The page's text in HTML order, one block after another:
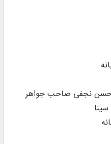
حسن نجفی صاحب جواهر